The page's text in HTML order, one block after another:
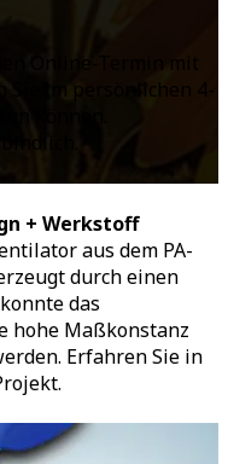
Online-Termin mit
Sie im persönlichen 4-
können.
+ Werkstoff
aus dem PA-
durch einen
das
hohe Maßkonstanz
Erfahren Sie in